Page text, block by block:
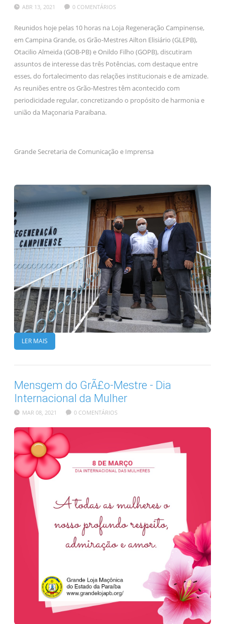
ABR 13, 2021 0 COMENTÁRIOS
Reunidos hoje pelas 10 horas na Loja Regeneração Campinense,
em Campina Grande, os Grão-Mestres Ailton Elisiário (GLEPB),
Otacilio Almeida (GOB-PB) e Onildo Filho (GOPB), discutiram
assuntos de interesse das três Potências, com destaque entre
esses, do fortalecimento das relações institucionais e de amizade.
As reuniões entre os Grão-Mestres têm acontecido com
periodicidade regular, concretizando o propósito de harmonia e
união da Maçonaria Paraibana.
Grande Secretaria de Comunicação e Imprensa
LER MAIS
Mensgem do GrÃ£o-Mestre - Dia
Internacional da Mulher
MAR 08, 2021 0 COMENTÁRIOS